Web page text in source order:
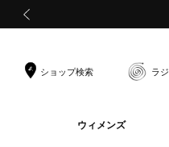
ショップ検索 ラ
ウィメンズ